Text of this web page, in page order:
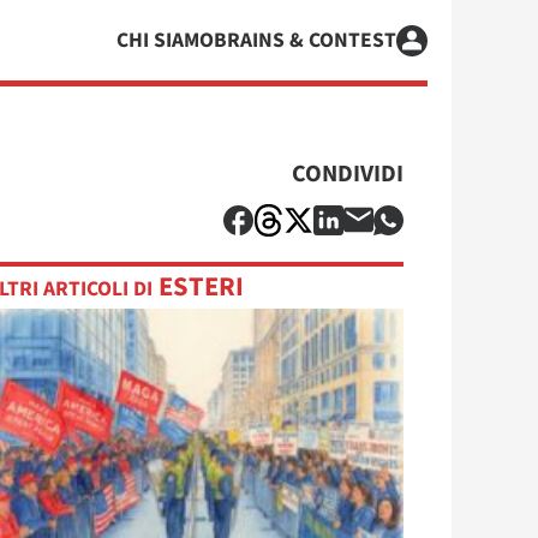
CHI SIAMOBRAINS & CONTEST
CONDIVIDI
ARTICOLI DI ESTERI